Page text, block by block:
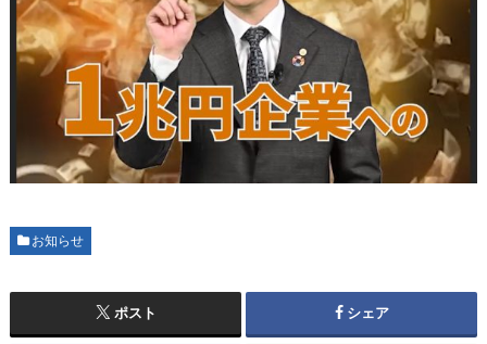
お知らせ
ポスト シェア